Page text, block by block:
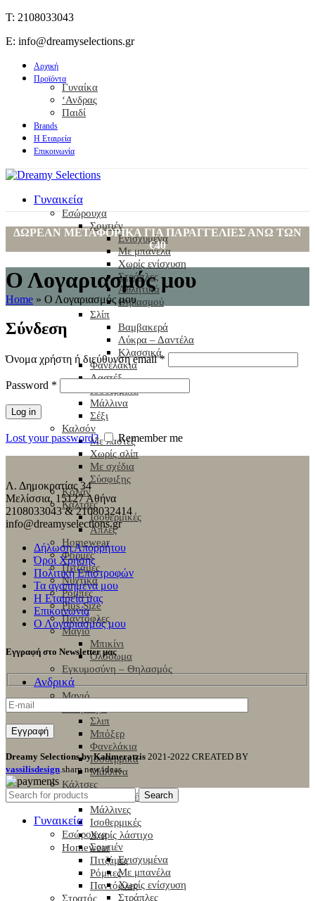
T: 2108033043
E: info@dreamyselections.gr
Αρχική
Προϊόντα
Γυναίκα
‘Ανδρας
Παιδί
Brands
Η Εταιρεία
Επικοινωνία
Γυναικεία
Εσώρουχα
Σουτιέν
Ενισχυμένα
Με μπανέλα
Χωρίς ενίσχυση
Στράπλες
Αθλητικά
Θηλασμού
Σλίπ
Βαμβακερά
Λύκρα – Δαντέλα
Κλασσικά
Φανελάκια
Λαστέξ
Ισοθερμικά
Μάλλινα
Σέξι
Καλσόν
Με λαστέξ
Χωρίς σλίπ
Με σχέδια
Σύσφιξης
Κολάν
Κάλτσες
Ισοθερμικές
Απλές
Homewear
Φόρμες
Πιτζάμες
Νυχτικά
Ρόμπες
Plus Size
Παντόφλες
Μαγιό
Μπικίνι
Ολόσωμα
Εγκυμοσύνη – Θηλασμός
Ανδρικά
Μαγιό
Σλιπ
Μπόξερ
Φανελάκια
Ισοθερμικά
Μάλλινα
Κάλτσες
Βαμβακερές
Μάλλινες
Ισοθερμικές
Χωρίς λάστιχο
Homewear
Πιτζάμες
Ρόμπες
Παντόφλες
Στρατός
ΔΩΡΕΑΝ ΜΕΤΑΦΟΡΙΚΑ ΓΙΑ ΠΑΡΑΓΓΕΛΙΕΣ ΑΝΩ ΤΩΝ
€40
Ο Λογαριασμός μου
Home » Ο Λογαριασμός μου
Σύνδεση
Όνομα χρήστη ή διεύθυνση email*
Password *
Log in
Lost your password? Remember me
Λ. Δημοκρατίας 34
Μελίσσια, 15127 Αθήνα
2108033043 & 2108032414
info@dreamyselections.gr
Δήλωση Απορρήτου
Όροι Χρήσης
Πολιτική Επιστροφών
Τα αγαπημένα μου
Η Εταιρεία μας
Επικοινωνία
Ο Λογαριασμός μου
Εγγραφή στο Newsletter μας
Dreamy Selections by Kalimeratzis 2021-2022 CREATED BY
vassilisdesign.sharp new ideas.
Search
Γυναικεία
Εσώρουχα
Σουτιέν
Ενισχυμένα
Με μπανέλα
Χωρίς ενίσχυση
Στράπλες